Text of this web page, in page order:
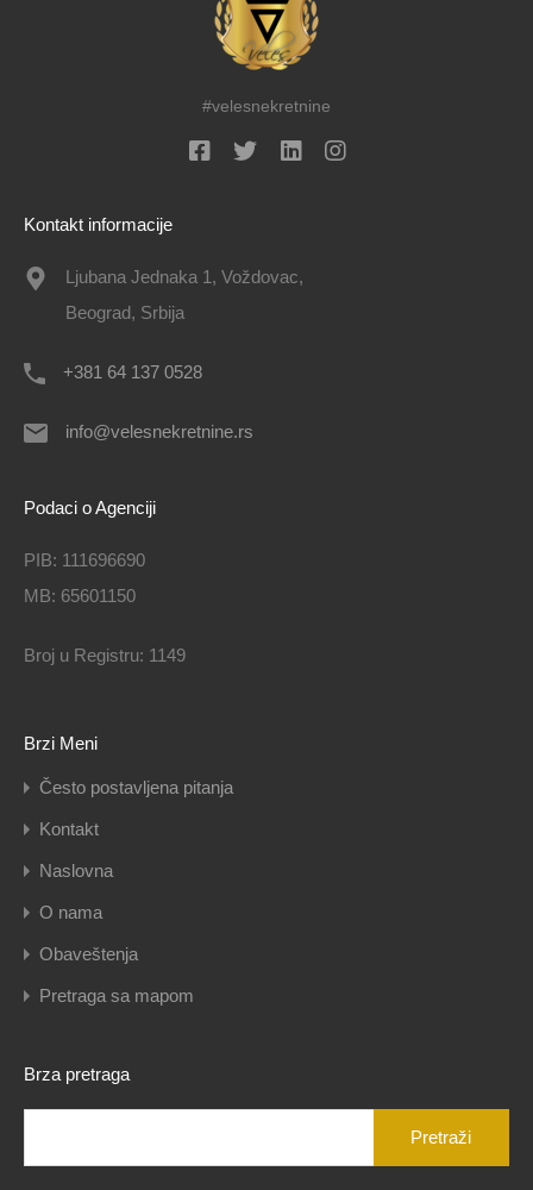
#velesnekretnine
Kontakt informacije
Ljubana Jednaka 1, Voždovac,
Beograd, Srbija
+381 64 137 0528
info@velesnekretnine.rs
Podaci o Agenciji
PIB: 111696690
MB: 65601150
Broj u Registru: 1149
Brzi Meni
Često postavljena pitanja
Kontakt
Naslovna
O nama
Obaveštenja
Pretraga sa mapom
Brza pretraga